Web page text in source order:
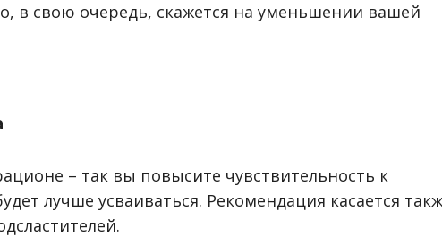
в свою очередь, скажется на уменьшении вашей
– так вы повысите чувствительность к
лучше усваиваться. Рекомендация касается